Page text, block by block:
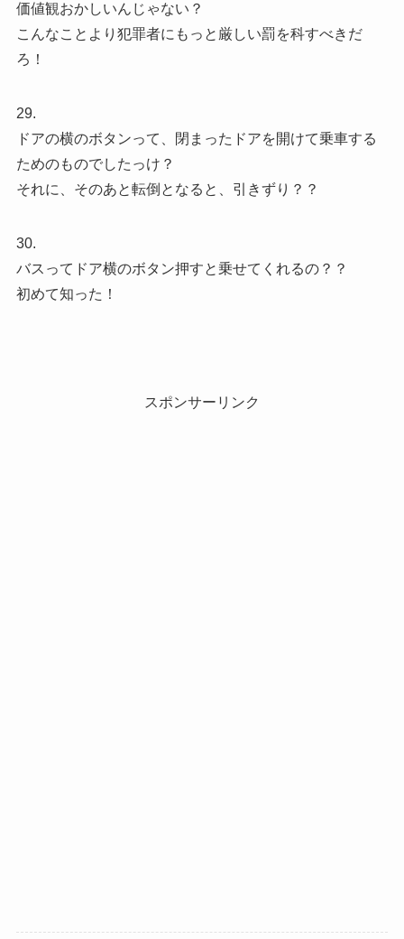
価値観おかしいんじゃない？
こんなことより犯罪者にもっと厳しい罰を科すべきだ
ろ！
29.
ドアの横のボタンって、閉まったドアを開けて乗車する
ためのものでしたっけ？
それに、そのあと転倒となると、引きずり？？
30.
バスってドア横のボタン押すと乗せてくれるの？？
初めて知った！
スポンサーリンク